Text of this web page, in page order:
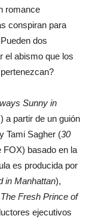
romance
conspiran para
dos
el abismo que los
Sunny in
a partir de un guión
Tami Sagher (30
FOX) basado en la
es producida por
in Manhattan),
The Fresh Prince of
ejecutivos